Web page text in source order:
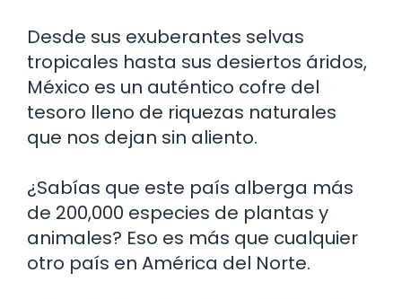
Desde sus exuberantes selvas
tropicales hasta sus desiertos áridos,
México es un auténtico cofre del
tesoro lleno de riquezas naturales
que nos dejan sin aliento.
¿Sabías que este país alberga más
de 200,000 especies de plantas y
animales? Eso es más que cualquier
otro país en América del Norte.